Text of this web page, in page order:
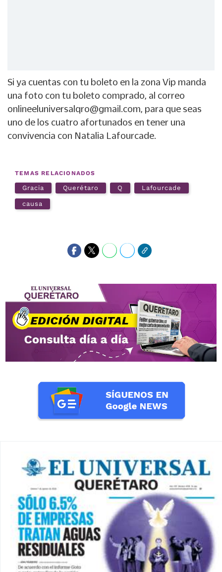
Si ya cuentas con tu boleto en la zona Vip manda
una foto con tu boleto comprado, al correo
onlineeluniversalqro@gmail.com, para que seas
uno de los cuatro afortunados en tener una
convivencia con Natalia Lafourcade.
TEMAS RELACIONADOS
Gracia Querétaro Q Lafourcade
causa